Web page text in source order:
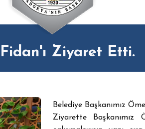
Ziyaret Etti.
Belediye Başkanımız
Ziyarette Başkanımız